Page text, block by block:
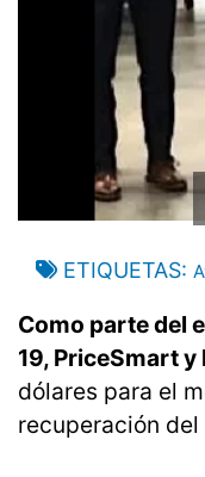
ETIQUETAS
Como parte del
19, PriceSmart
dólares para el
recuperación del